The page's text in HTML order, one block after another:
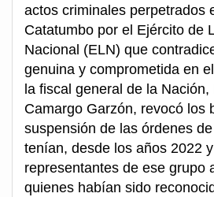
actos criminales perpetrados
Catatumbo por el Ejército de
Nacional (ELN) que
genuina y comprometida en
la fiscal general de la Nación,
Camargo Garzón, revocó los
suspensión de las órdenes
tenían, desde los años 2022
representantes de ese grupo
quienes habían sido